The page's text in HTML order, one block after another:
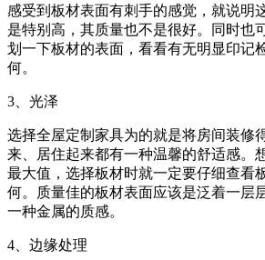
感受到板材表面有刺手的感觉，就说明
是特别高，其质量也不是很好。同时也
划一下板材的表面，看看有无明显印记
何。
3、光泽
选择全屋定制家具为的就是将房间装修
来、居住起来都有一种温馨的舒适感。
最大值，选择板材时就一定要仔细查看
何。质量佳的板材表面应该是泛着一层
一种金属的质感。
4、边缘处理